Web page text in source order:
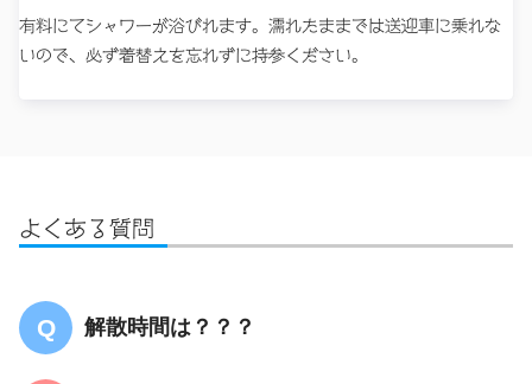
有料にてシャワーが浴びれます。濡れたままでは送迎車に乗れな
いので、必ず着替えを忘れずに持参ください。
よくある質問
解散時間は？？？